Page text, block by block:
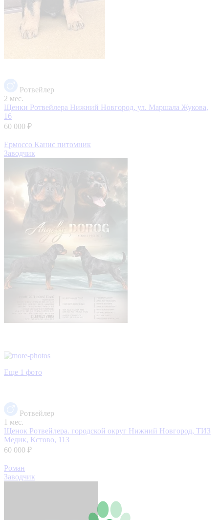
Ротвейлер
2 мес.
Щенки Ротвейлера Нижний Новгород, ул. Маршала Жукова,
16
60 000 ₽
Ермоссо Канис питомник
Заводчик
Еще 1 фото
Ротвейлер
1 мес.
Щенок Ротвейлера. городской округ Нижний Новгород, ТИЗ
Медик, Кстово, 113
60 000 ₽
Роман
Заводчик